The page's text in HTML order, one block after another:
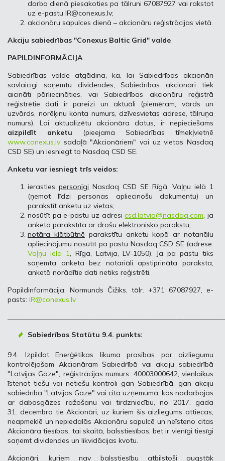
darba dienā piesakoties pa tālruni 67087927 vai rakstot
uz e-pastu IR@conexus.lv;
akcionāru sapulces dienā – akcionāru reģistrācijas vietā.
Akciju sabiedrības "Conexus Baltic Grid" valde
PAPILDINFORMĀCIJA
Sabiedrības valde atgādina, ka, lai Sabiedrības akcionāri
savlaicīgi saņemtu dividendes, Sabiedrības akcionāri tiek
aicināti pārliecināties, vai Sabiedrības akcionāru reģistrā
reģistrētie dati ir pareizi un aktuāli (piemēram, vārds un
uzvārds, norēķinu konta numurs, dzīvesvietas adrese, tālruņa
numurs). Lai aktualizētu akcionāra datus, ir nepieciešams
aizpildīt anketu (pieejama Sabiedrības tīmekļvietnē
www.conexus.lv sadaļā "Akcionāriem" vai uz vietas Nasdaq
CSD SE) un iesniegt to Nasdaq CSD SE.
Anketu var iesniegt trīs veidos:
ierasties personīgi Nasdaq CSD SE Rīgā, Vaļņu ielā 1
(ņemot līdzi personas apliecinošu dokumentu) un
parakstīt anketu uz vietas;
nosūtīt pa e-pastu uz adresicsd.latvia@nasdaq.com, ja
anketa parakstīta ar drošu elektronisko parakstu;
notāra klātbūtnē parakstītu anketu kopā ar notariālu
apliecinājumu nosūtīt pa pastu Nasdaq CSD SE (adrese:
Vaļņu iela 1, Rīga, Latvija, LV-1050). Ja pa pastu tiks
saņemta anketa bez notariāli apstiprināta paraksta,
anketā norādītie dati netiks reģistrēti.
Papildinformācija: Normunds Čižiks, tālr. +371 67087927, e-
pasts: IR@conexus.lv
Sabiedrības Statūtu 9.4. punkts:
9.4. Izpildot Enerģētikas likuma prasības par aizliegumu
kontrolējošam Akcionāram Sabiedrībā vai akciju sabiedrībā
"Latvijas Gāze", reģistrācijas numurs: 40003000642, vienlaikus
īstenot tiešu vai netiešu kontroli gan Sabiedrībā, gan akciju
sabiedrībā "Latvijas Gāze" vai citā uzņēmumā, kas nodarbojas
ar dabasgāzes ražošanu vai tirdzniecību, no 2017. gada
31. decembra tie Akcionāri, uz kuriem šis aizliegums attiecas,
neapmeklē un nepiedalās Akcionāru sapulcē un neīsteno citas
Akcionāra tiesības, tai skaitā, balsstiesības, bet ir vienīgi tiesīgi
saņemt dividendes un likvidācijas kvotu.
Akcionāri, kuriem nav balsstiesību atbilstoši augstāk